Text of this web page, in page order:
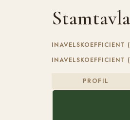
Stamtavla
INAVELSKOEFFICIENT
INAVELSKOEFFICIENT
PROFIL